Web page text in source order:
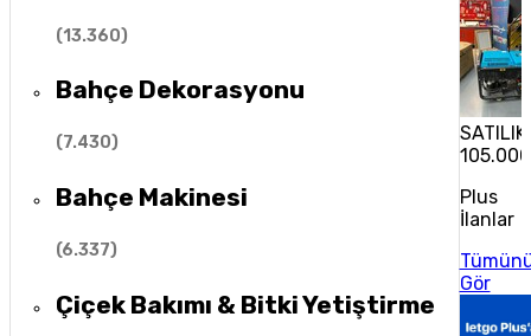
(13.360)
Bahçe Dekorasyonu
(7.430)
Bahçe Makinesi
(6.337)
Çiçek Bakımı & Bitki Yetiştirme
Plus
İlanlar
Gör